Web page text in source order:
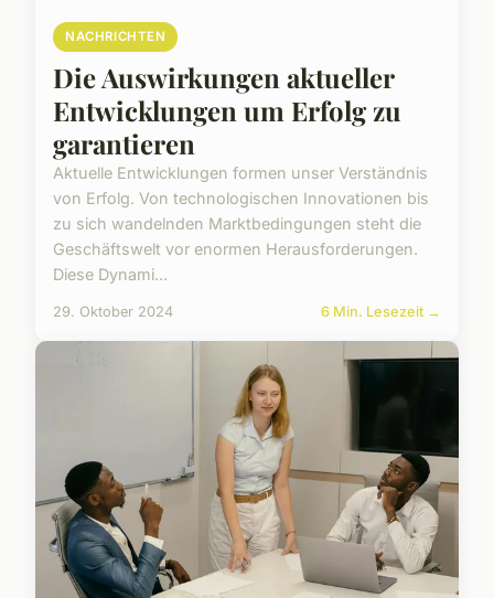
NACHRICHTEN
Die Auswirkungen aktueller
Entwicklungen um Erfolg zu
garantieren
Aktuelle Entwicklungen formen unser Verständnis
von Erfolg. Von technologischen Innovationen bis
zu sich wandelnden Marktbedingungen steht die
Geschäftswelt vor enormen Herausforderungen.
Diese Dynami...
29. Oktober 2024 6 Min. Lesezeit →